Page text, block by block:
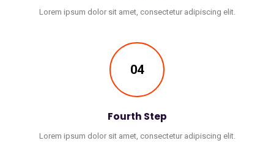
Lorem ipsum dolor sit amet, consectetur adipiscing elit.
04
Fourth Step
Lorem ipsum dolor sit amet, consectetur adipiscing elit.